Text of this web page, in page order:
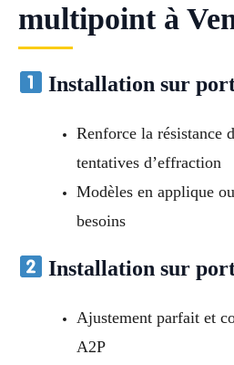
multipoint à
Installation sur
Renforce la résistance
tentatives d’effraction
Modèles en applique
besoins
Installation sur
Ajustement parfait et
A2P